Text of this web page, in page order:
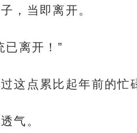
，当即离开。
已离开！”
这点累比起年前的忙
气。